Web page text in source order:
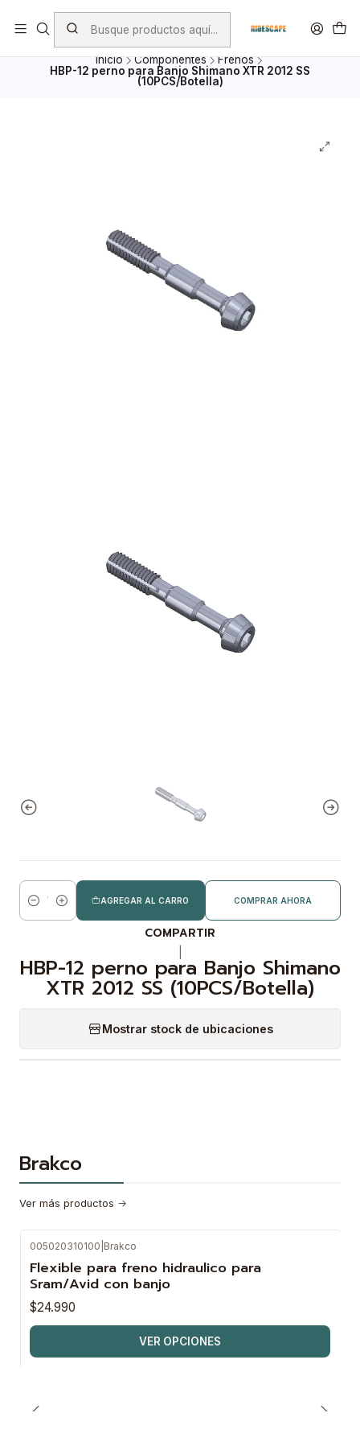
Envio Gratis por compras superiores a $ 100.000.- excepto
Bicicletas, porta Bicicletas y Mayoristas
Inicio Componentes
Frenos
HBP-12 perno para Banjo Shimano XTR 2012 SS
(10PCS/Botella)
Cantidad
AGREGAR AL CARRO COMPRAR AHORA
COMPARTIR
HBP-12 perno para Banjo Shimano
XTR 2012 SS (10PCS/Botella)
Mostrar stock de ubicaciones
Brakco
Ver más productos
005020310100 Brakco
Flexible para freno hidraulico para
Sram/Avid con banjo
$24.990
VER OPCIONES